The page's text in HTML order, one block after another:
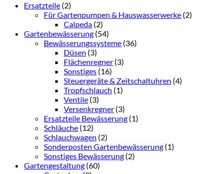
Ersatzteile (2)
Für Gartenpumpen & Hauswasserwerke (2)
Calpeda (2)
Gartenbewässerung (54)
Bewässerungssysteme (36)
Düsen (3)
Flächenregner (3)
Sonstiges (16)
Steuergeräte & Zeitschaltuhren (4)
Tropfschlauch (1)
Ventile (3)
Versenkregner (3)
Ersatzteile Bewässerung (1)
Schläuche (12)
Schlauchwagen (2)
Sonderposten Gartenbewässerung (1)
Sonstiges Bewässerung (2)
Gartengestaltung (60)